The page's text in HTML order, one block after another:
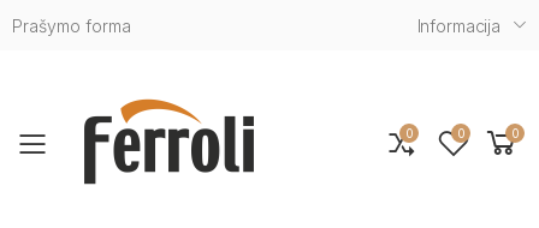
Prašymo forma Informacija
Toggle mobile menu
0 0 0